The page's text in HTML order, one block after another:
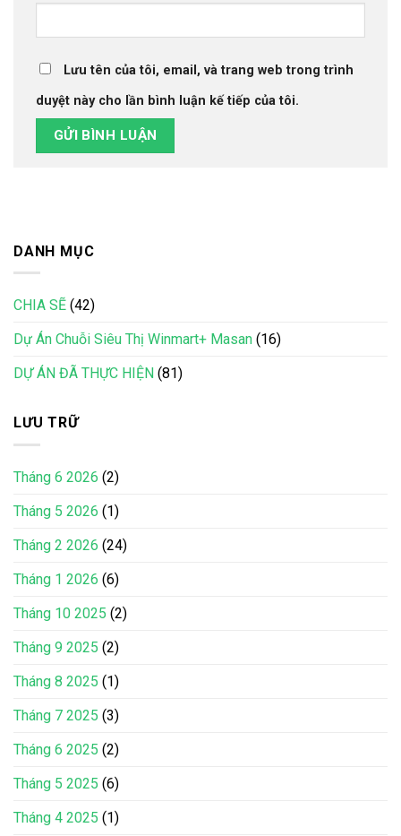
Lưu tên của tôi, email, và trang web trong trình
duyệt này cho lần bình luận kế tiếp của tôi.
DANH MỤC
CHIA SẼ (42)
Dự Án Chuỗi Siêu Thị Winmart+ Masan (16)
DỰ ÁN ĐÃ THỰC HIỆN (81)
LƯU TRỮ
Tháng 6 2026 (2)
Tháng 5 2026 (1)
Tháng 2 2026 (24)
Tháng 1 2026 (6)
Tháng 10 2025 (2)
Tháng 9 2025 (2)
Tháng 8 2025 (1)
Tháng 7 2025 (3)
Tháng 6 2025 (2)
Tháng 5 2025 (6)
Tháng 4 2025 (1)